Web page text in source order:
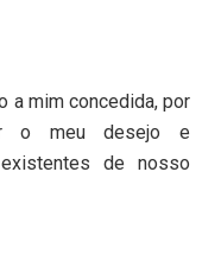
a mim concedida, por
o meu desejo e
de nosso